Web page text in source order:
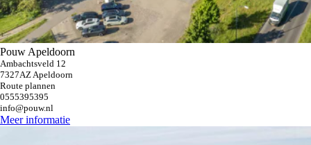
Pouw Apeldoorn
Ambachtsveld 12
7327AZ Apeldoorn
Route plannen
0555395395
info@pouw.nl
Meer informatie